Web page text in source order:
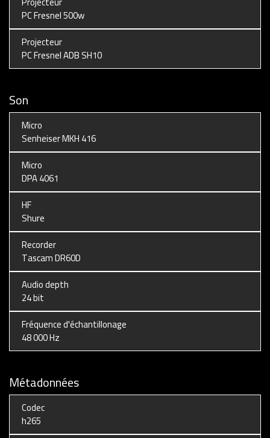
PC Fresnel 500w
Projecteur
PC Fresnel ADB SH10
Son
Micro
Senheiser MKH 416
Micro
DPA 4061
HF
Shure
Recorder
Tascam DR60D
Audio depth
24 bit
Fréquence d'échantillonage
48 000 Hz
Métadonnées
Codec
h265